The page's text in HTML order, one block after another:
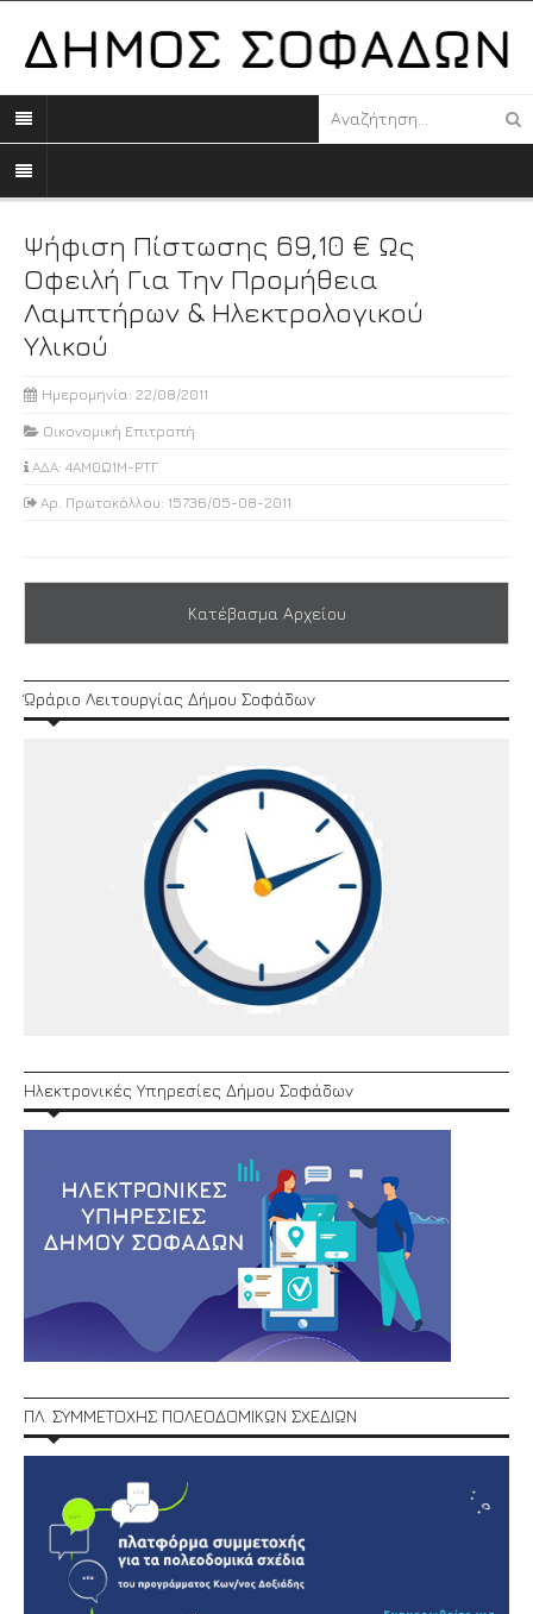
Ψήφιση Πίστωσης 69,10 € Ως
Οφειλή Για Την Προμήθεια
Λαμπτήρων & Ηλεκτρολογικού
Υλικού
Ημερομηνία: 22/08/2011
Οικονομική Επιτροπή
ΑΔΑ: 4ΑΜ0Ω1Μ-ΡΤΓ
Αρ. Πρωτοκόλλου: 15736/05-08-2011
Κατέβασμα Αρχείου
Ώράριο Λειτουργίας Δήμου Σοφάδων
Ηλεκτρονικές Υπηρεσίες Δήμου Σοφάδων
ΠΛ. ΣΥΜΜΕΤΟΧΗΣ ΠΟΛΕΟΔΟΜΙΚΩΝ ΣΧΕΔΙΩΝ